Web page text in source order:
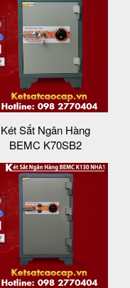
Két Sắt Ngân Hàng
BEMC K70SB2